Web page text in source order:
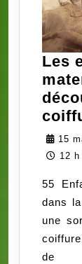
Les
15
12
55
dans
une
de